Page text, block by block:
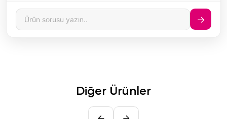
→
Diğer Ürünler